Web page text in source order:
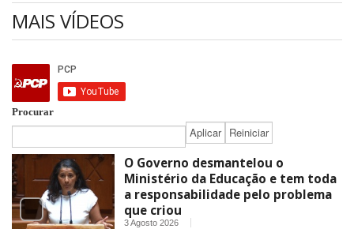
MAIS VÍDEOS
Procurar
O Governo desmantelou o
Ministério da Educação e tem toda
a responsabilidade pelo problema
que criou
3 Agosto 2026